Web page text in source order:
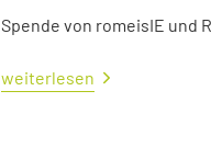
Spende von romeisIE und
weiterlesen